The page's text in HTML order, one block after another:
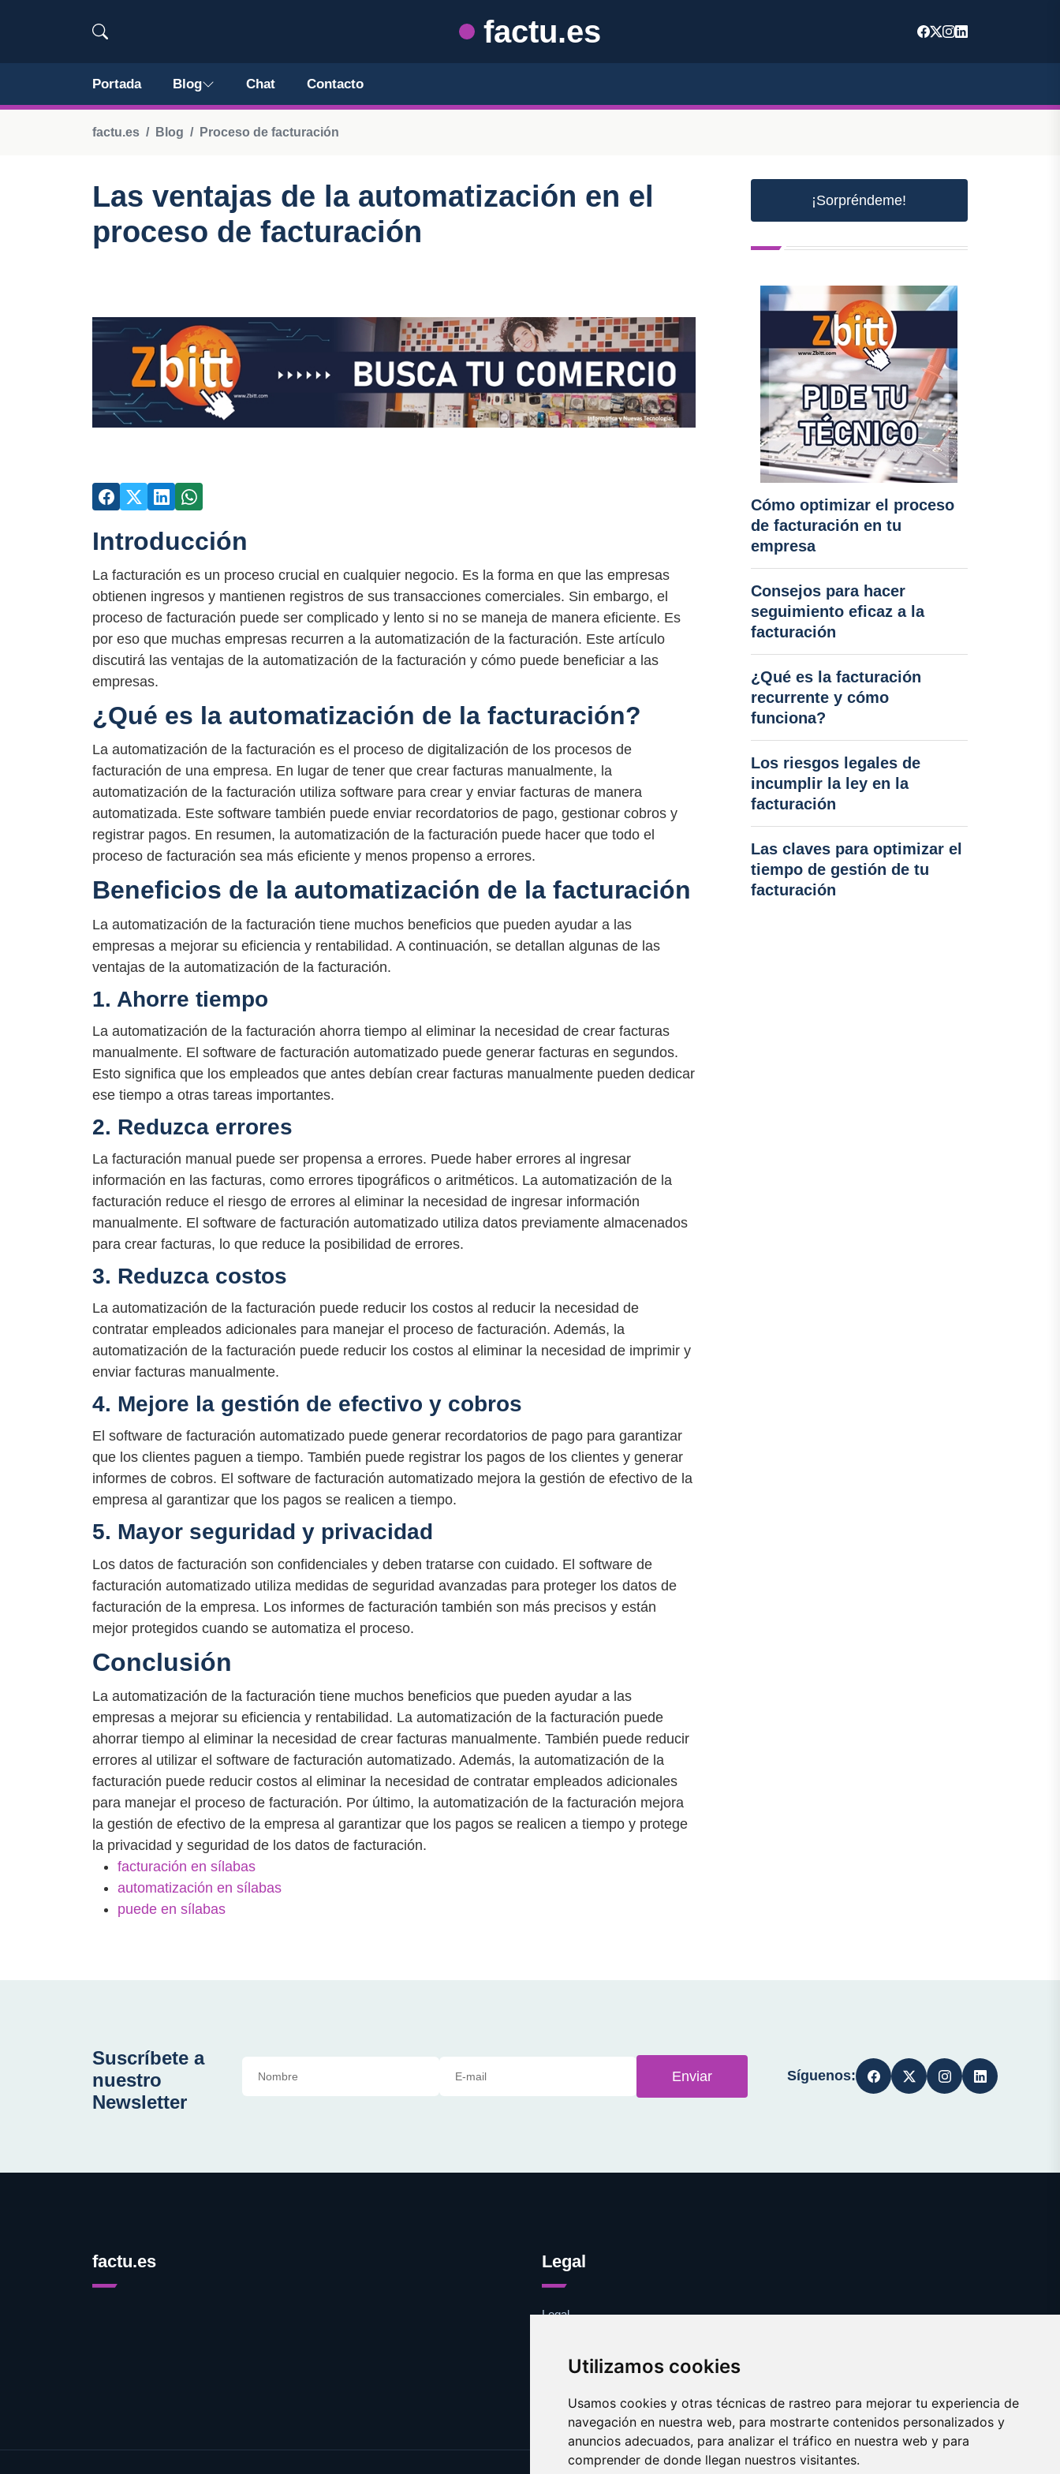
Utilizamos cookies
Usamos cookies y otras técnicas de rastreo para mejorar tu experiencia de
navegación en nuestra web, para mostrarte contenidos personalizados y
anuncios adecuados, para analizar el tráfico en nuestra web y para
comprender de donde llegan nuestros visitantes.
factu.es
Portada Blog Chat Contacto
factu.es Blog Proceso de facturación
Las ventajas de la automatización en el
proceso de facturación
Introducción
La facturación es un proceso crucial en cualquier negocio. Es la forma en que las empresas
obtienen ingresos y mantienen registros de sus transacciones comerciales. Sin embargo, el
proceso de facturación puede ser complicado y lento si no se maneja de manera eficiente. Es
por eso que muchas empresas recurren a la automatización de la facturación. Este artículo
discutirá las ventajas de la automatización de la facturación y cómo puede beneficiar a las
empresas.
¿Qué es la automatización de la facturación?
La automatización de la facturación es el proceso de digitalización de los procesos de
facturación de una empresa. En lugar de tener que crear facturas manualmente, la
automatización de la facturación utiliza software para crear y enviar facturas de manera
automatizada. Este software también puede enviar recordatorios de pago, gestionar cobros y
registrar pagos. En resumen, la automatización de la facturación puede hacer que todo el
proceso de facturación sea más eficiente y menos propenso a errores.
Beneficios de la automatización de la facturación
La automatización de la facturación tiene muchos beneficios que pueden ayudar a las
empresas a mejorar su eficiencia y rentabilidad. A continuación, se detallan algunas de las
ventajas de la automatización de la facturación.
1. Ahorre tiempo
La automatización de la facturación ahorra tiempo al eliminar la necesidad de crear facturas
manualmente. El software de facturación automatizado puede generar facturas en segundos.
Esto significa que los empleados que antes debían crear facturas manualmente pueden dedicar
ese tiempo a otras tareas importantes.
2. Reduzca errores
La facturación manual puede ser propensa a errores. Puede haber errores al ingresar
información en las facturas, como errores tipográficos o aritméticos. La automatización de la
facturación reduce el riesgo de errores al eliminar la necesidad de ingresar información
manualmente. El software de facturación automatizado utiliza datos previamente almacenados
para crear facturas, lo que reduce la posibilidad de errores.
3. Reduzca costos
La automatización de la facturación puede reducir los costos al reducir la necesidad de
contratar empleados adicionales para manejar el proceso de facturación. Además, la
automatización de la facturación puede reducir los costos al eliminar la necesidad de imprimir y
enviar facturas manualmente.
4. Mejore la gestión de efectivo y cobros
El software de facturación automatizado puede generar recordatorios de pago para garantizar
que los clientes paguen a tiempo. También puede registrar los pagos de los clientes y generar
informes de cobros. El software de facturación automatizado mejora la gestión de efectivo de la
empresa al garantizar que los pagos se realicen a tiempo.
5. Mayor seguridad y privacidad
Los datos de facturación son confidenciales y deben tratarse con cuidado. El software de
facturación automatizado utiliza medidas de seguridad avanzadas para proteger los datos de
facturación de la empresa. Los informes de facturación también son más precisos y están
mejor protegidos cuando se automatiza el proceso.
Conclusión
La automatización de la facturación tiene muchos beneficios que pueden ayudar a las
empresas a mejorar su eficiencia y rentabilidad. La automatización de la facturación puede
ahorrar tiempo al eliminar la necesidad de crear facturas manualmente. También puede reducir
errores al utilizar el software de facturación automatizado. Además, la automatización de la
facturación puede reducir costos al eliminar la necesidad de contratar empleados adicionales
para manejar el proceso de facturación. Por último, la automatización de la facturación mejora
la gestión de efectivo de la empresa al garantizar que los pagos se realicen a tiempo y protege
la privacidad y seguridad de los datos de facturación.
facturación en sílabas
automatización en sílabas
puede en sílabas
¡Sorpréndeme!
Cómo optimizar el proceso
de facturación en tu
empresa
Consejos para hacer
seguimiento eficaz a la
facturación
¿Qué es la facturación
recurrente y cómo
funciona?
Los riesgos legales de
incumplir la ley en la
facturación
Las claves para optimizar el
tiempo de gestión de tu
facturación
Suscríbete a
nuestro
Newsletter
Enviar Síguenos:
factu.es Legal
Legal
Contacto